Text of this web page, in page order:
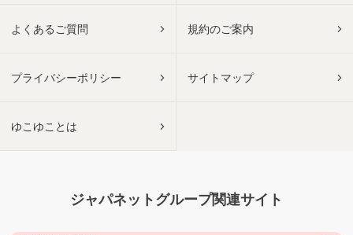
よくあるご質問 規約のご案内
プライバシーポリシー サイトマップ
ゆこゆことは
ジャパネットグループ関連サイト